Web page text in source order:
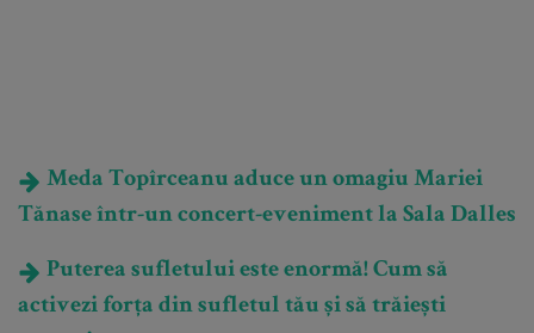
Meda Topîrceanu aduce un omagiu Mariei
Tănase într-un concert-eveniment la Sala Dalles
Puterea sufletului este enormă! Cum să
activezi forța din sufletul tău și să trăiești